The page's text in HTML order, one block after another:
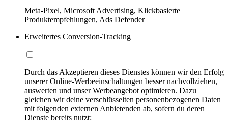
Meta-Pixel, Microsoft Advertising, Klickbasierte
Produktempfehlungen, Ads Defender
Erweitertes Conversion-Tracking
Durch das Akzeptieren dieses Dienstes können wir den Erfolg
unserer Online-Werbeeinschaltungen besser nachvollziehen,
auswerten und unser Werbeangebot optimieren. Dazu
gleichen wir deine verschlüsselten personenbezogenen Daten
mit folgenden externen Anbietenden ab, sofern du deren
Dienste bereits nutzt: